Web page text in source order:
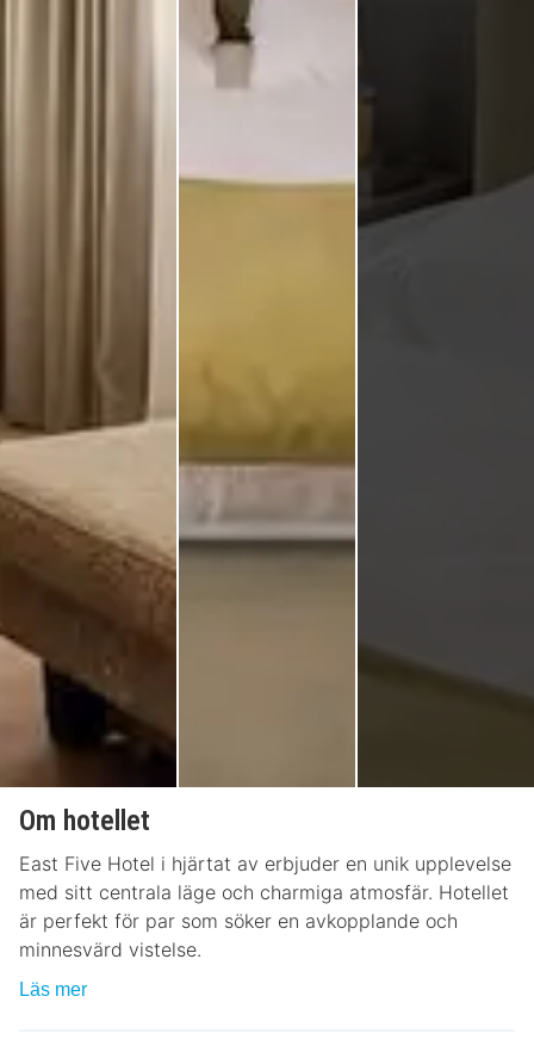
Om hotellet
East Five Hotel i hjärtat av erbjuder en unik upplevelse
med sitt centrala läge och charmiga atmosfär. Hotellet
är perfekt för par som söker en avkopplande och
minnesvärd vistelse.
Läs mer